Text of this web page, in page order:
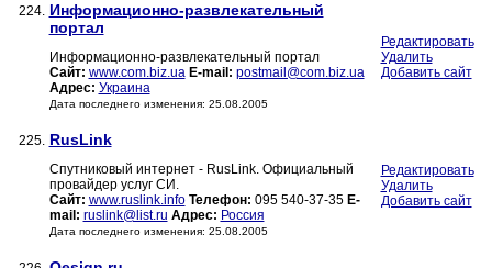
224. Информационно-развлекательный
портал
Информационно-развлекательный портал
Сайт: www.com.biz.ua E-mail: postmail@com.biz.ua
Адрес: Украина
Дата последнего изменения: 25.08.2005
Редактировать
Удалить
Добавить сайт
225. RusLink
Спутниковый интернет - RusLink. Официальный
провайдер услуг СИ.
Сайт: www.ruslink.info Телефон: 095 540-37-35 E-
mail: ruslink@list.ru Адрес: Россия
Дата последнего изменения: 25.08.2005
Редактировать
Удалить
Добавить сайт